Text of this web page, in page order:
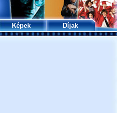
Képek Díjak